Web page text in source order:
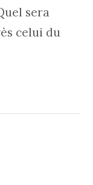
sera
celui du